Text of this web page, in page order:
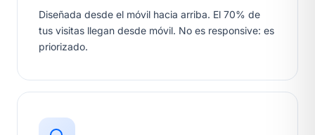
Diseñada desde el móvil hacia arriba. El 70% de
tus visitas llegan desde móvil. No es responsive: es
priorizado.